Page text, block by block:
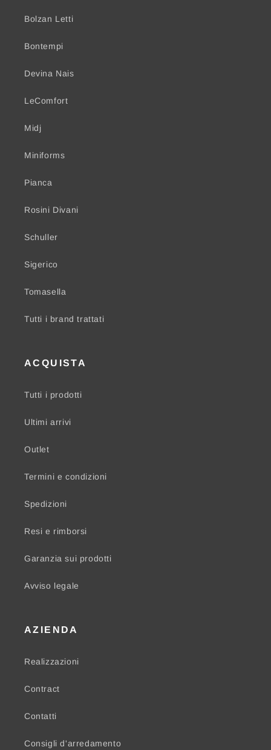
Bolzan Letti
Bontempi
Devina Nais
LeComfort
Midj
Miniforms
Pianca
Rosini Divani
Schuller
Sigerico
Tomasella
Tutti i brand trattati
ACQUISTA
Tutti i prodotti
Ultimi arrivi
Outlet
Termini e condizioni
Spedizioni
Resi e rimborsi
Garanzia sui prodotti
Avviso legale
AZIENDA
Realizzazioni
Contract
Contatti
Consigli d'arredamento